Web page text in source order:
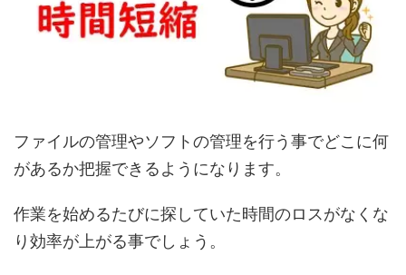
ファイルの管理やソフトの管理を行う事でどこに何
があるか把握できるようになります。
作業を始めるたびに探していた時間のロスがなくな
り効率が上がる事でしょう。